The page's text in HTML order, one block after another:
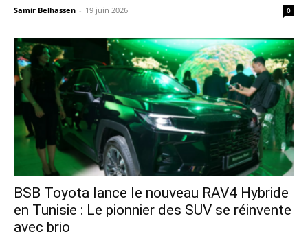
Samir Belhassen - 19 juin 2026 0
​BSB Toyota lance le nouveau RAV4 Hybride
en Tunisie : Le pionnier des SUV se réinvente
avec brio